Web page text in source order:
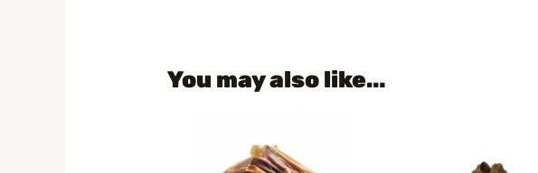
You may also like…